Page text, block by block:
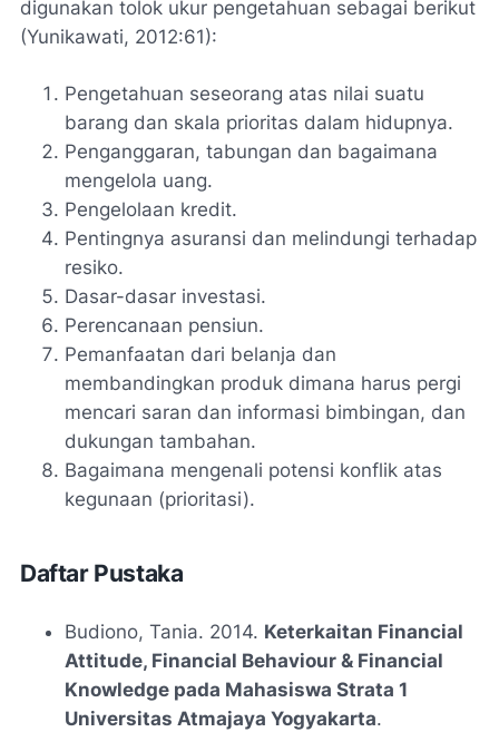
digunakan tolok ukur pengetahuan sebagai berikut
(Yunikawati, 2012:61):
Pengetahuan seseorang atas nilai suatu
barang dan skala prioritas dalam hidupnya.
Penganggaran, tabungan dan bagaimana
mengelola uang.
Pengelolaan kredit.
Pentingnya asuransi dan melindungi terhadap
resiko.
Dasar-dasar investasi.
Perencanaan pensiun.
Pemanfaatan dari belanja dan
membandingkan produk dimana harus pergi
mencari saran dan informasi bimbingan, dan
dukungan tambahan.
Bagaimana mengenali potensi konflik atas
kegunaan (prioritasi).
Daftar Pustaka
Budiono, Tania. 2014. Keterkaitan Financial
Attitude, Financial Behaviour & Financial
Knowledge pada Mahasiswa Strata 1
Universitas Atmajaya Yogyakarta.